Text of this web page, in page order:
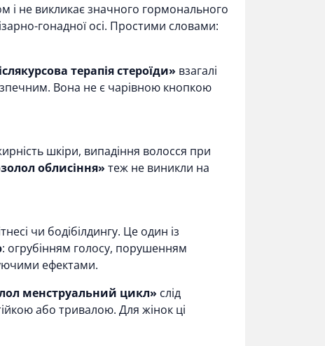
і не викликає значного гормонального
гонадної осі. Простими словами:
терапія стероїди» взагалі
Вона не є чарівною кнопкою
шкіри, випадіння волосся при
облисіння» теж не виникли на
чи бодібілдингу. Це один із
: огрубінням голосу, порушенням
ефектами.
менструальний цикл» слід
або тривалою. Для жінок ці